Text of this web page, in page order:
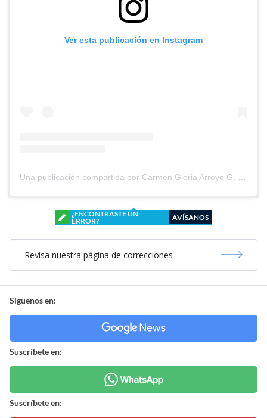
Ver esta publicación en Instagram
¿ENCONTRASTE UN
ERROR?
AVÍSANOS
Revisa nuestra página de correcciones
Síguenos en:
Suscríbete en:
Suscríbete en: